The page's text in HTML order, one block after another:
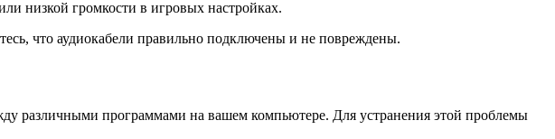
низкой громкости в игровых настройках.
что аудиокабели правильно подключены и не повреждены.
различными программами на вашем компьютере. Для устранения этой проблемы